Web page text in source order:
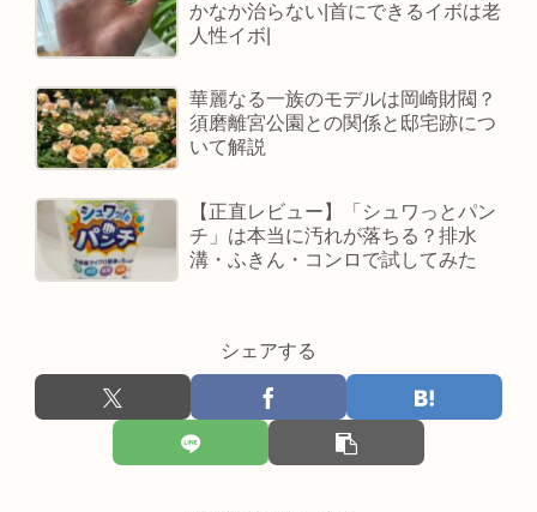
かなか治らない|首にできるイボは老
人性イボ|
華麗なる一族のモデルは岡崎財閥？
須磨離宮公園との関係と邸宅跡につ
いて解説
【正直レビュー】「シュワっとパン
チ」は本当に汚れが落ちる？排水
溝・ふきん・コンロで試してみた
シェアする